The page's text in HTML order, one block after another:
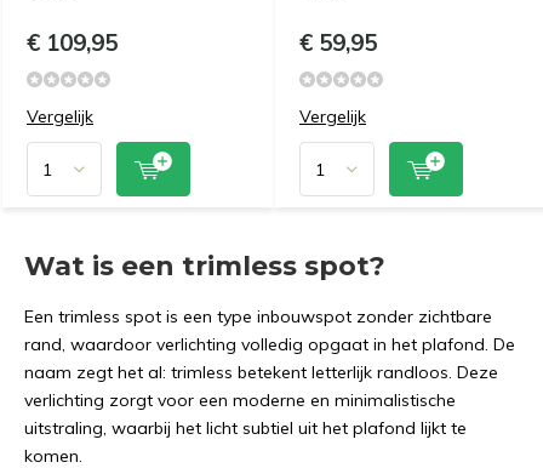
€ 109,95
Vergelijk
€ 59,95
Vergelijk
Wat is een trimless spot?
Een trimless spot is een type inbouwspot zonder zichtbare
rand, waardoor verlichting volledig opgaat in het plafond. De
naam zegt het al: trimless betekent letterlijk randloos. Deze
verlichting zorgt voor een moderne en minimalistische
uitstraling, waarbij het licht subtiel uit het plafond lijkt te
komen.